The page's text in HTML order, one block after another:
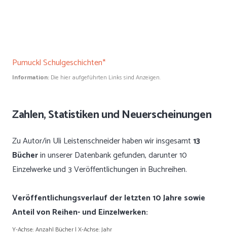
Pumuckl Schulgeschichten*
Information: Die hier aufgeführten Links sind Anzeigen.
Zahlen, Statistiken und Neuerscheinungen
Zu Autor/in Uli Leistenschneider haben wir insgesamt13
Bücherin unserer Datenbank gefunden, darunter 10
Einzelwerke und 3 Veröffentlichungen in Buchreihen.
Veröffentlichungsverlauf der letzten 10 Jahre sowie
Anteil von Reihen- und Einzelwerken:
Y-Achse: Anzahl Bücher | X-Achse: Jahr